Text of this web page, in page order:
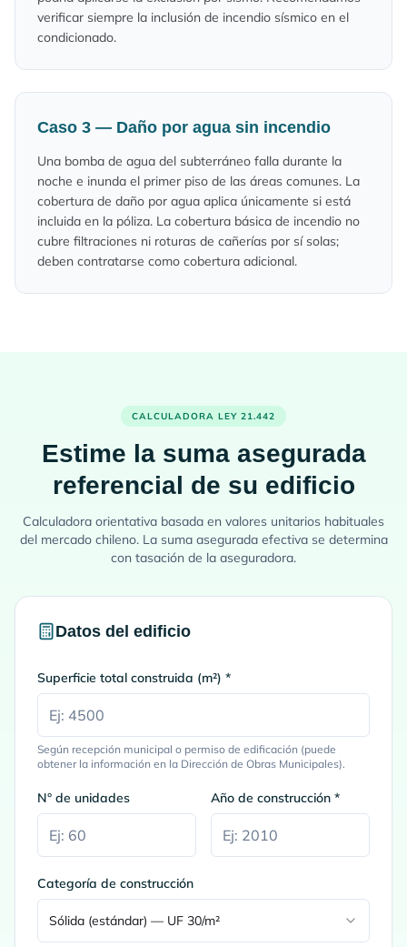
verificar siempre la inclusión de incendio sísmico en el
condicionado.
Caso 3 — Daño por agua sin incendio
Una bomba de agua del subterráneo falla durante la
noche e inunda el primer piso de las áreas comunes. La
cobertura de daño por agua aplica únicamente si está
incluida en la póliza. La cobertura básica de incendio no
cubre filtraciones ni roturas de cañerías por sí solas;
deben contratarse como cobertura adicional.
CALCULADORA LEY 21.442
Estime la suma asegurada
referencial de su edificio
Calculadora orientativa basada en valores unitarios habituales
del mercado chileno. La suma asegurada efectiva se determina
con tasación de la aseguradora.
Datos del edificio
Superficie total construida (m²) *
Según recepción municipal o permiso de edificación (puede
obtener la información en la Dirección de Obras Municipales).
N° de unidades Año de construcción *
Categoría de construcción
Sólida (estándar) — UF 30/m²